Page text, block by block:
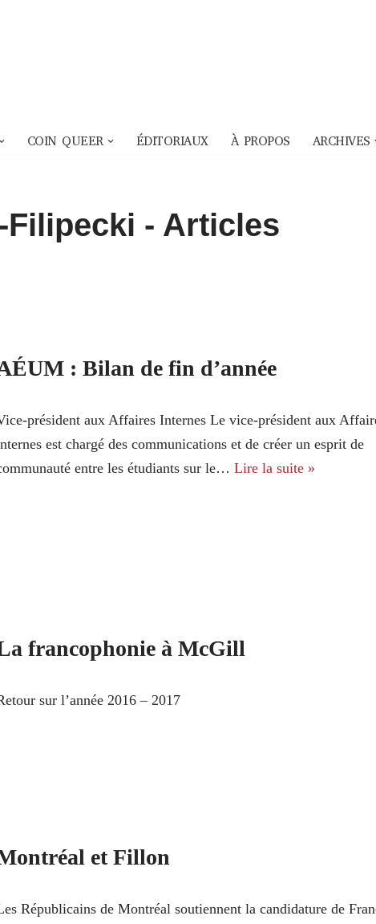
COIN QUEER ÉDITORIAUX À PROPOS ARCHIVES
Filipecki - Articles
: Bilan de fin d’année
président aux Affaires Internes Le vice-président aux
est chargé des communications et de créer un esprit de
entre les étudiants sur le… Lire la suite »
francophonie à McGill
sur l’année 2016 – 2017
et Fillon
Républicains de Montréal soutiennent la candidature de